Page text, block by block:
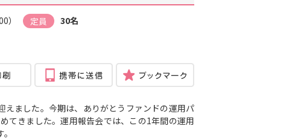
） 定員
30名
ました。今期は、ありがとうファンドの運用パ
てきました。運用報告会では、この1年間の運用